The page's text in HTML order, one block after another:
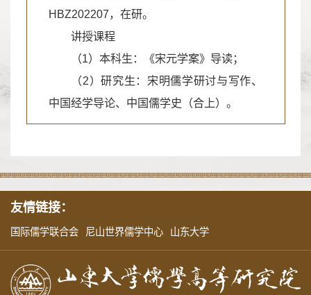
HBZ202207，在研。
讲授课程
（1）本科生：《宋元学案》导读；
（2）研究生：宋明儒学研讨与写作、
中国经学导论、中国儒学史（合上）。
友情链接：
国际儒学联合会 尼山世界儒学中心 山东大学